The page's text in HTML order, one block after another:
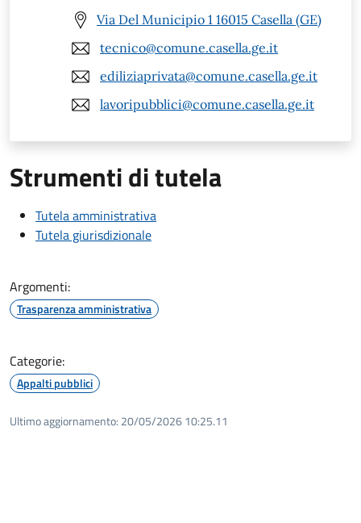
Via Del Municipio 1 16015 Casella (GE)
tecnico@comune.casella.ge.it
ediliziaprivata@comune.casella.ge.it
lavoripubblici@comune.casella.ge.it
Strumenti di tutela
Tutela amministrativa
Tutela giurisdizionale
Argomenti:
Trasparenza amministrativa
Categorie:
Appalti pubblici
Ultimo aggiornamento: 20/05/2026 10:25.11